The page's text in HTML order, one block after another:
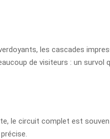
les cascades
de visiteurs : un survol
le circuit complet est